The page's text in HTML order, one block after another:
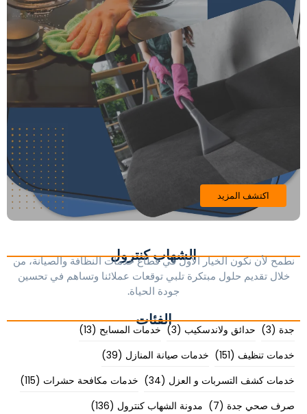
الشهاب كنترول
نطمح لأن نكون الخيار الأول في قطاع خدمات النظافة والصيانة، من
خلال تقديم حلول مبتكرة تلبي توقعات عملائنا وتساهم في تحسين
جودة الحياة.
اكتشف المزيد
الفئات
جدة (3) حدائق ولاندسكيب (3) خدمات المسابح (13)
خدمات تنظيف (151) خدمات صيانة المنازل (39)
خدمات كشف التسربات و العزل (34) خدمات مكافحة حشرات (115)
صرف صحي جدة (7) مدونة الشهاب كنترول (136)